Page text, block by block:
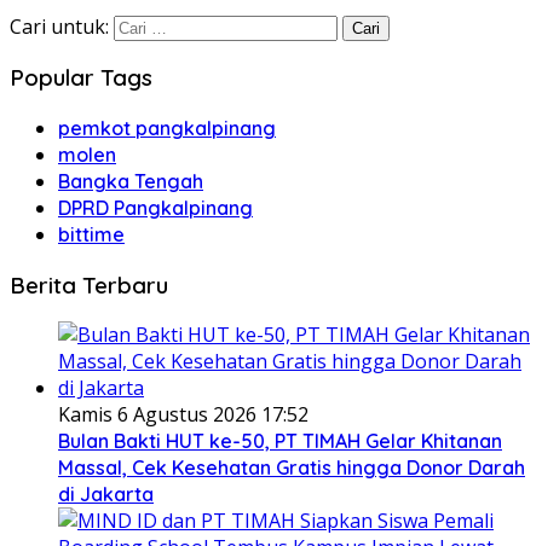
Cari untuk:
Popular Tags
pemkot pangkalpinang
molen
Bangka Tengah
DPRD Pangkalpinang
bittime
Berita Terbaru
Kamis 6 Agustus 2026 17:52
Bulan Bakti HUT ke-50, PT TIMAH Gelar Khitanan
Massal, Cek Kesehatan Gratis hingga Donor Darah
di Jakarta